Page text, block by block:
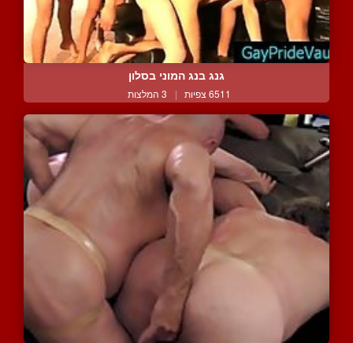
גנג בנג המוני בסלון
6511 צפיות | 3 המלצות